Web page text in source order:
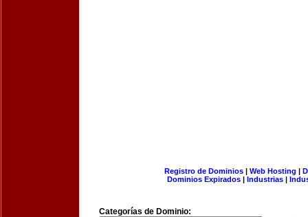
Registro de Dominios| Web Hosting |
Dominios Expirados | Industrias |
Categorías de Dominio: